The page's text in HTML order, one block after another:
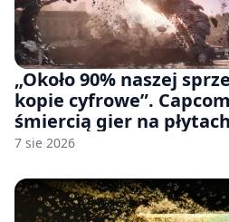
„Około 90% naszej
kopie cyfrowe”.
śmiercią gier na płytach
7 sie 2026